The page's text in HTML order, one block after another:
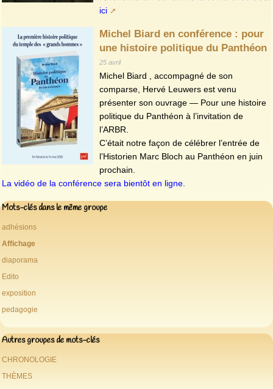
ici
Michel Biard en conférence : pour
une histoire politique du Panthéon
25 avril
Michel Biard , accompagné de son
comparse, Hervé Leuwers est venu
présenter son ouvrage — Pour une histoire
politique du Panthéon à l’invitation de
l’ARBR.
C’était notre façon de célébrer l’entrée de
l’Historien Marc Bloch au Panthéon en juin
prochain.
La vidéo de la conférence sera bientôt en ligne.
Mots-clés dans le même groupe
adhésions
Affichage
diaporama
Edito
exposition
pedagogie
Autres groupes de mots-clés
CHRONOLOGIE
THÈMES